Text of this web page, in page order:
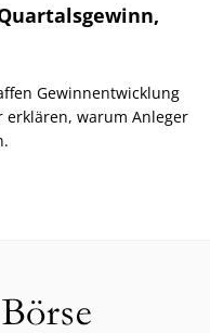
Gewinnentwicklung
erklären, warum Anleger